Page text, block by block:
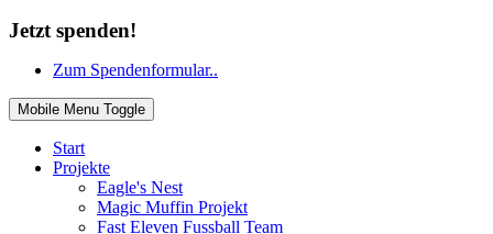
Jetzt spenden!
Zum Spendenformular..
Mobile Menu Toggle
Start
Projekte
Eagle's Nest
Magic Muffin Projekt
Fast Eleven Fussball Team